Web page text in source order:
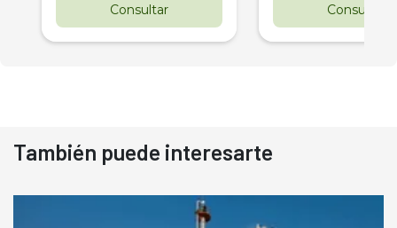
Consultar Consultar
También puede interesarte